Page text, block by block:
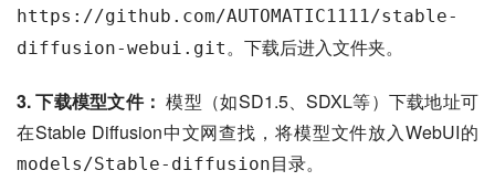
https://github.com/AUTOMATIC1111/stable-
diffusion-webui.git。下载后进入文件夹。
3. 下载模型文件： 模型（如SD1.5、SDXL等）下载地址可
在Stable Diffusion中文网查找，将模型文件放入WebUI的
models/Stable-diffusion目录。